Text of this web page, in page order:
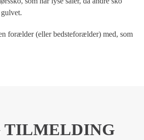
forælder (eller bedsteforælder) med, som
TILMELDING